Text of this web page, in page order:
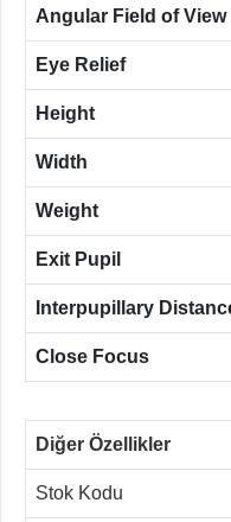
Angular Field of View
Eye Relief
Height
Width
Weight
Exit Pupil
Interpupillary
Close Focus
Diğer Özellikler
Stok Kodu